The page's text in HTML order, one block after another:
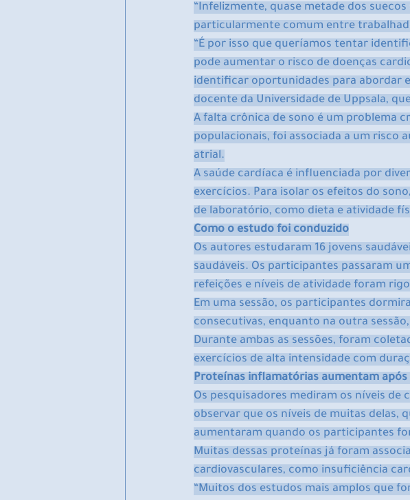
“Infelizmente, quase metade dos
particularmente comum entre
“É por isso que queríamos tentar
pode aumentar o risco de doenças
identificar oportunidades para abordar
docente da Universidade de Uppsala,
A falta crônica de sono é um problema
populacionais, foi associada a um risco
atrial.
A saúde cardíaca é influenciada por
exercícios. Para isolar os efeitos do
de laboratório, como dieta e atividade
Como o estudo foi conduzido
Os autores estudaram 16 jovens
saudáveis. Os participantes passaram
refeições e níveis de atividade foram
Em uma sessão, os participantes
consecutivas, enquanto na outra
Durante ambas as sessões, foram
exercícios de alta intensidade com
Proteínas inflamatórias aumentam após
Os pesquisadores mediram os níveis de
observar que os níveis de muitas delas,
aumentaram quando os participantes
Muitas dessas proteínas já foram
cardiovasculares, como insuficiência
“Muitos dos estudos mais amplos que